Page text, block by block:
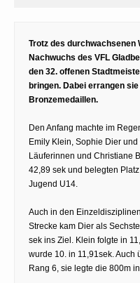
Trotz des
Nachwuchs des VFL
den 32. offenen
bringen. Dabei errangen
Bronzemedaillen.
Den Anfang machte im
Emily Klein, Sophie Dier
Läuferinnen und Christiane
42,89 sek und belegten
Jugend U14.
Auch in den
Strecke kam Dier als
sek ins Ziel. Klein folgte in
wurde 10. in 11,91sek.
Rang 6, sie legte die 800m